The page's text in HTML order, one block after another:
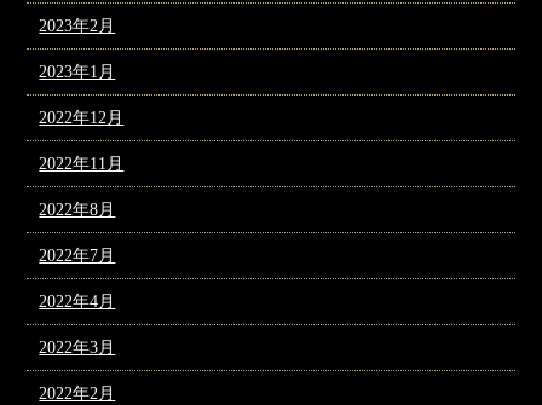
2023年2月
2023年1月
2022年12月
2022年11月
2022年8月
2022年7月
2022年4月
2022年3月
2022年2月